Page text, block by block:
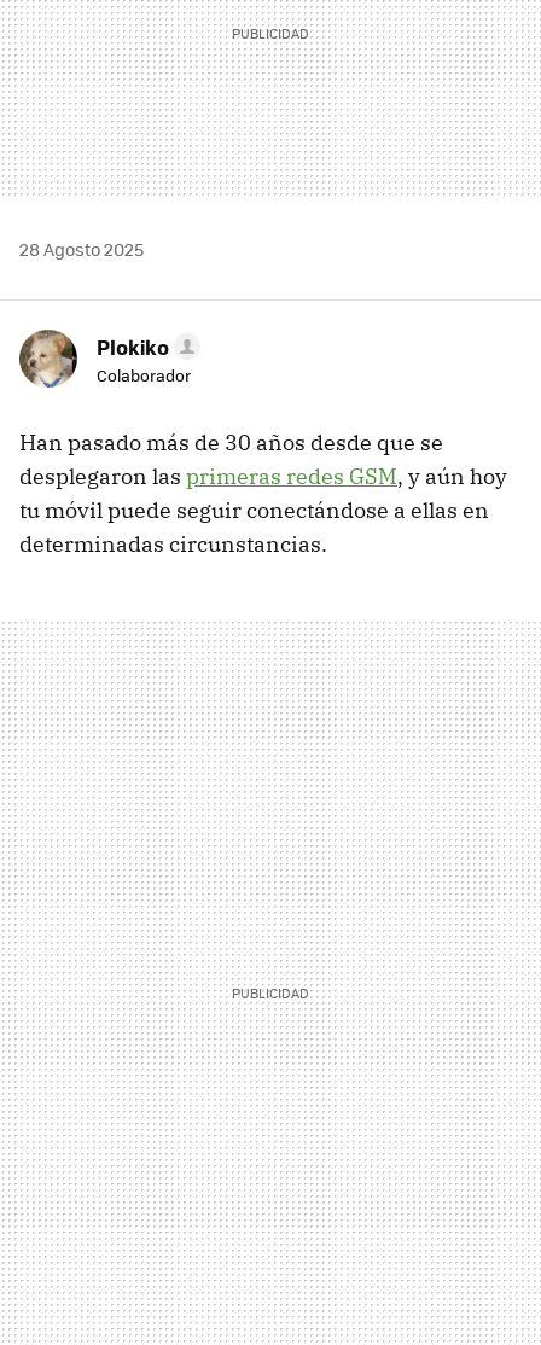
28 Agosto 2025
Plokiko
Colaborador
Han pasado más de 30 años desde que se
desplegaron las primeras redes GSM, y aún hoy
tu móvil puede seguir conectándose a ellas en
determinadas circunstancias.